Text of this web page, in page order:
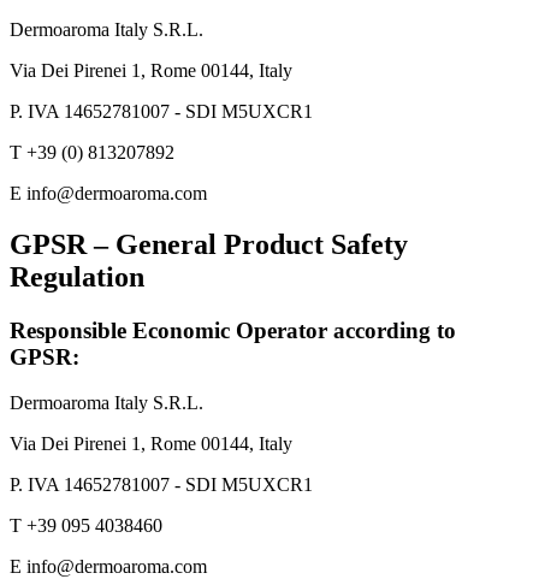
Dermoaroma Italy S.R.L.
Via Dei Pirenei 1, Rome 00144, Italy
P. IVA 14652781007 - SDI M5UXCR1
T +39 (0) 813207892
E info@dermoaroma.com
GPSR – General Product Safety
Regulation
Responsible Economic Operator according to
GPSR:
Dermoaroma Italy S.R.L.
Via Dei Pirenei 1, Rome 00144, Italy
P. IVA 14652781007 - SDI M5UXCR1
T +39 095 4038460
E info@dermoaroma.com